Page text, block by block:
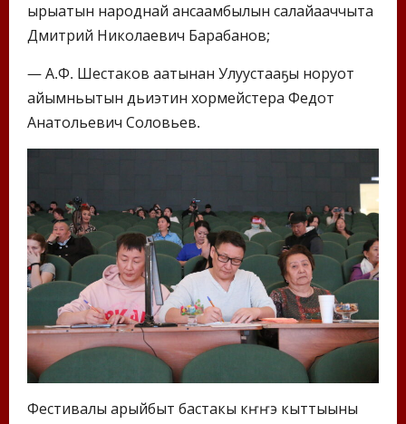
ырыатын народнай ансаамбылын салайааччыта
Дмитрий Николаевич Барабанов;
— А.Ф. Шестаков аатынан Улуустааҕы норуот
айымньытын дьиэтин хормейстера Федот
Анатольевич Соловьев.
Фестивалы арыйбыт бастакы күҥҥэ кыттыыны